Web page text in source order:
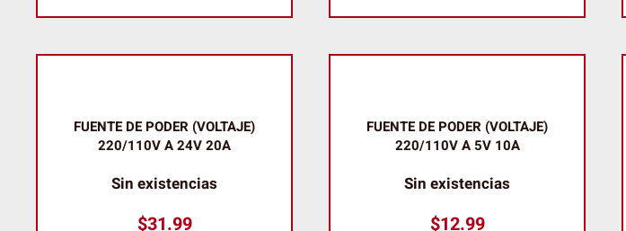
FUENTE DE PODER (VOLTAJE)
220/110V A 24V 20A
Sin existencias
$31.99
FUENTE DE PODER (VOLTAJE)
220/110V A 5V 10A
Sin existencias
$12.99